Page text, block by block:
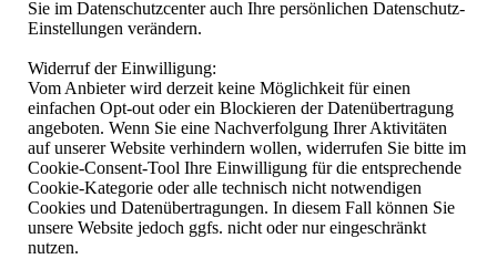
Sie im Datenschutzcenter auch Ihre persönlichen Datenschutz-
Einstellungen verändern.
Widerruf der Einwilligung:
Vom Anbieter wird derzeit keine Möglichkeit für einen
einfachen Opt-out oder ein Blockieren der Datenübertragung
angeboten. Wenn Sie eine Nachverfolgung Ihrer Aktivitäten
auf unserer Website verhindern wollen, widerrufen Sie bitte im
Cookie-Consent-Tool Ihre Einwilligung für die entsprechende
Cookie-Kategorie oder alle technisch nicht notwendigen
Cookies und Datenübertragungen. In diesem Fall können Sie
unsere Website jedoch ggfs. nicht oder nur eingeschränkt
nutzen.